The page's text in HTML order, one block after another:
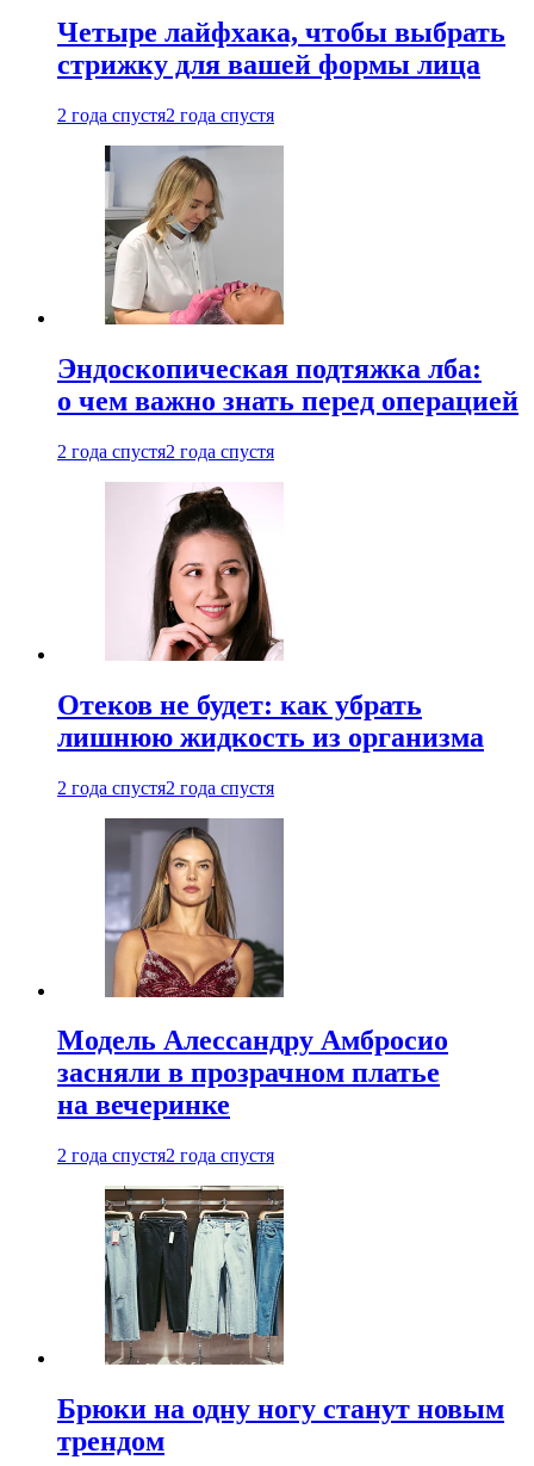
Четыре лайфхака, чтобы выбрать
стрижку для вашей формы лица
2 года спустя2 года спустя
Эндоскопическая подтяжка лба:
о чем важно знать перед операцией
2 года спустя2 года спустя
Отеков не будет: как убрать
лишнюю жидкость из организма
2 года спустя2 года спустя
Модель Алессандру Амбросио
засняли в прозрачном платье
на вечеринке
2 года спустя2 года спустя
Брюки на одну ногу станут новым
трендом